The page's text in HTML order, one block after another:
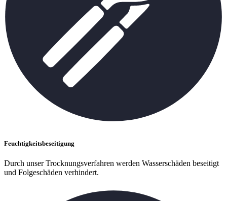
Feuchtigkeitsbeseitigung
Durch unser Trocknungsverfahren werden Wasserschäden beseitigt
und Folgeschäden verhindert.